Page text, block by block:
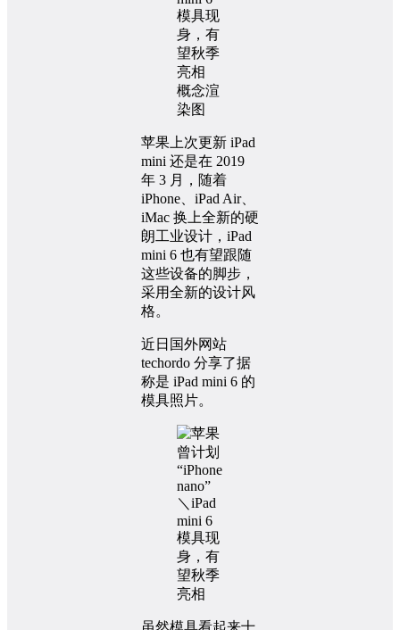
概念渲
染图
苹果上次更新 iPad
mini 还是在 2019
年 3 月，随着
iPhone、iPad Air、
iMac 换上全新的硬
朗工业设计，iPad
mini 6 也有望跟随
这些设备的脚步，
采用全新的设计风
格。
近日国外网站
techordo 分享了据
称是 iPad mini 6 的
模具照片。
虽然模具看起来十